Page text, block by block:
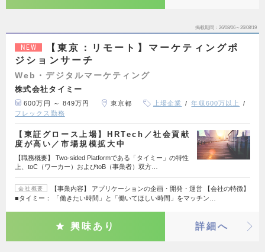
掲載期間 26/08/06～26/08/19
NEW
【東京：リモート】マーケティングポ
ジションサーチ
Web・デジタルマーケティング
株式会社タイミー
600万円 ～ 849万円 東京都 上場企業
年収600万以上
フレックス勤務
【東証グロース上場】HRTech／社会貢献
度が高い／市場規模拡大中
【職務概要】 Two-sided Platformである「タイミー」の特性
上、toC（ワーカー）およびtoB（事業者）双方…
会社概要
【事業内容】 アプリケーションの企画・開発・運営 【会社の特徴】
■タイミー： 「働きたい時間」と「働いてほしい時間」をマッチン…
興味あり 詳細へ